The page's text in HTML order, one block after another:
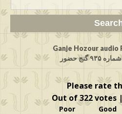
Ganje Hozour audio
گنج حضور
Please rate
Out of 322 votes
Poor